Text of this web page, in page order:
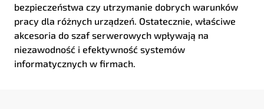
bezpieczeństwa czy utrzymanie dobrych warunków
pracy dla różnych urządzeń. Ostatecznie, właściwe
akcesoria do szaf serwerowych wpływają na
niezawodność i efektywność systemów
informatycznych w firmach.